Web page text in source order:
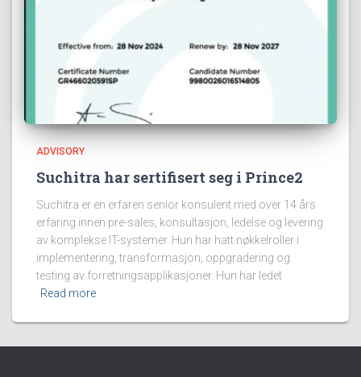
ADVISORY
Suchitra har sertifisert seg i Prince2
Suchitra er en erfaren senior konsulent med over 14 års
erfaring innen pre-sales, konsultasjon, ledelse og levering
av komplekse IT-systemer. Hun har hatt nøkkelroller i
implementering, transformasjon, oppgradering og
testing av forretningsapplikasjoner. Hun har ledet
Read more